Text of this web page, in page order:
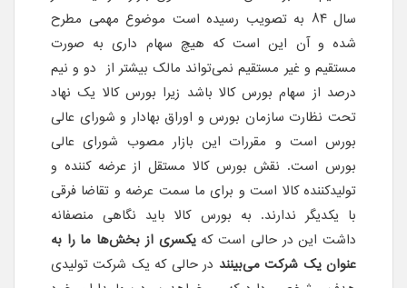
سال ۸۴ به تصویب رسیده است موضوع مهمی مطرح
شده و آن این است که هیچ سهام داری به صورت
مستقیم و غیر مستقیم نمی‌تواند مالک بیشتر از دو و نیم
درصد از سهام بورس کالا باشد زیرا بورس کالا یک نهاد
تحت نظارت سازمان بورس و اوراق بهادار و شورای عالی
بورس است و مقررات این بازار مصوب شورای عالی
بورس است. نقش بورس کالا مستقل از عرضه کننده و
تولیدکننده کالا است و برای ما سمت عرضه و تقاضا فرقی
با یکدیگر ندارند. به بورس کالا باید نگاهی منصفانه
داشت این در حالی است کهیکسری از بخش‌ها ما را به
عنوان یک شرکت می‌بینند در حالی که یک شرکت تولیدی